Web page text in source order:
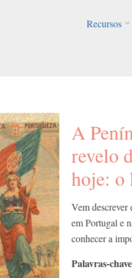
Recursos
A
revelo
hoje: o
Vem descrever
em Portugal e
conhecer a
Palavras-chave